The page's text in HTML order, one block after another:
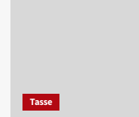
Tasse